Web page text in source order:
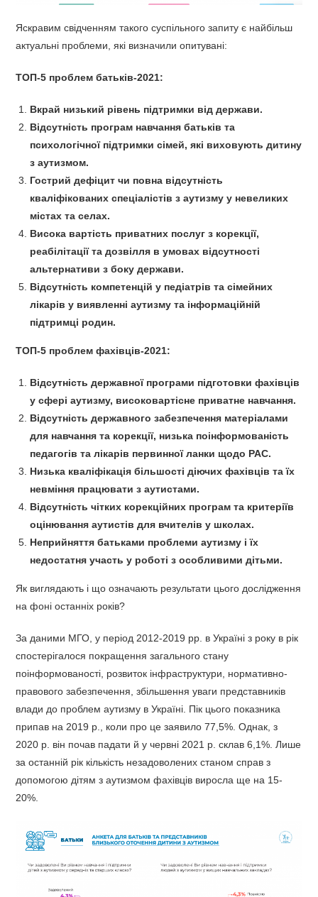
Яскравим свідченням такого суспільного запиту є найбільш
актуальні проблеми, які визначили опитувані:
ТОП-5 проблем батьків-2021:
Вкрай низький рівень підтримки від держави.
Відсутність програм навчання батьків та
психологічної підтримки сімей, які виховують дитину
з аутизмом.
Гострий дефіцит чи повна відсутність
кваліфікованих спеціалістів заутизму у невеликих
містах та селах.
Висока вартість приватних послуг з корекції,
реабілітації та дозвілля в умовах відсутності
альтернативи з боку держави.
Відсутність компетенцій у педіатрів та сімейних
лікарів у виявленні аутизму та інформаційній
підтримці родин.
ТОП-5 проблем фахівців-2021:
Відсутність державної програми підготовки фахівців
у сфері аутизму, високовартісне приватне навчання.
Відсутність державного забезпечення матеріалами
для навчання та корекції, низька поінформованість
педагогів та лікарів первинної ланки щодо РАС.
Низька кваліфікація більшості діючих фахівців та їх
невміння працювати з аутистами.
Відсутність чітких корекційних програм та критеріїв
оцінювання аутистів для вчителів у школах.
Неприйняття батьками проблеми аутизму і їх
недостатня участь у роботі з особливими дітьми.
Як виглядають і що означають результати цього дослідження
на фоні останніх років?
За даними МГО, у період 2012-2019 рр. в Україні з року в рік
спостерігалося покращення загального стану
поінформованості, розвиток інфраструктури, нормативно-
правового забезпечення, збільшення уваги представників
влади до проблем аутизму в Україні. Пік цього показника
припав на 2019 р., коли про це заявило 77,5%. Однак, з
2020 р. він почав падати й у червні 2021 р. склав 6,1%. Лише
за останній рік кількість незадоволених станом справ з
допомогою дітям з аутизмом фахівців виросла ще на 15-
20%.